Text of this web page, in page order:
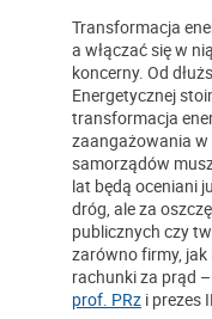
Transformacja
a włączać się w
koncerny. Od
Energetycznej
transformacja
zaangażowania w
samorządów
lat będą oceniani
dróg, ale za
publicznych czy
zarówno firmy, jak
rachunki za prąd
prof. PRz i prezes